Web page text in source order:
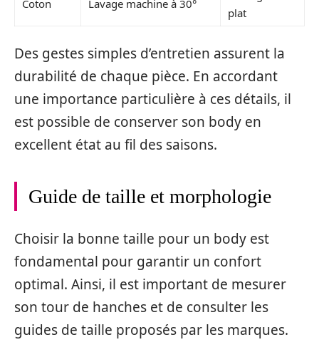
Coton Lavage machine à 30°
plat
Des gestes simples d’entretien assurent la
durabilité de chaque pièce. En accordant
une importance particulière à ces détails, il
est possible de conserver son body en
excellent état au fil des saisons.
Guide de taille et morphologie
Choisir la bonne taille pour un body est
fondamental pour garantir un confort
optimal. Ainsi, il est important de mesurer
son tour de hanches et de consulter les
guides de taille proposés par les marques.